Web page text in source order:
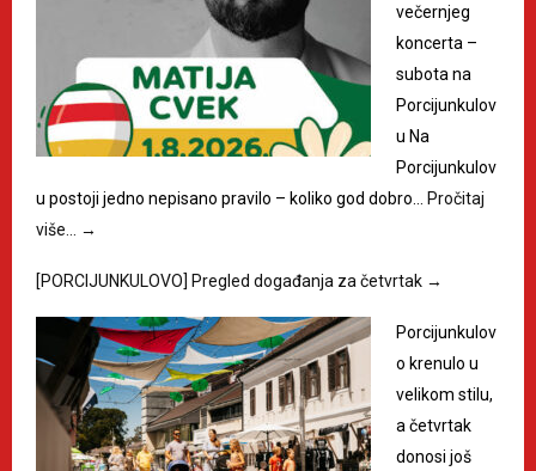
večernjeg
koncerta –
subota na
Porcijunkulov
u Na
Porcijunkulov
u postoji jedno nepisano pravilo – koliko god dobro…
Pročitaj
više…
→
[PORCIJUNKULOVO] Pregled događanja za četvrtak →
Porcijunkulov
o krenulo u
velikom stilu,
a četvrtak
donosi još